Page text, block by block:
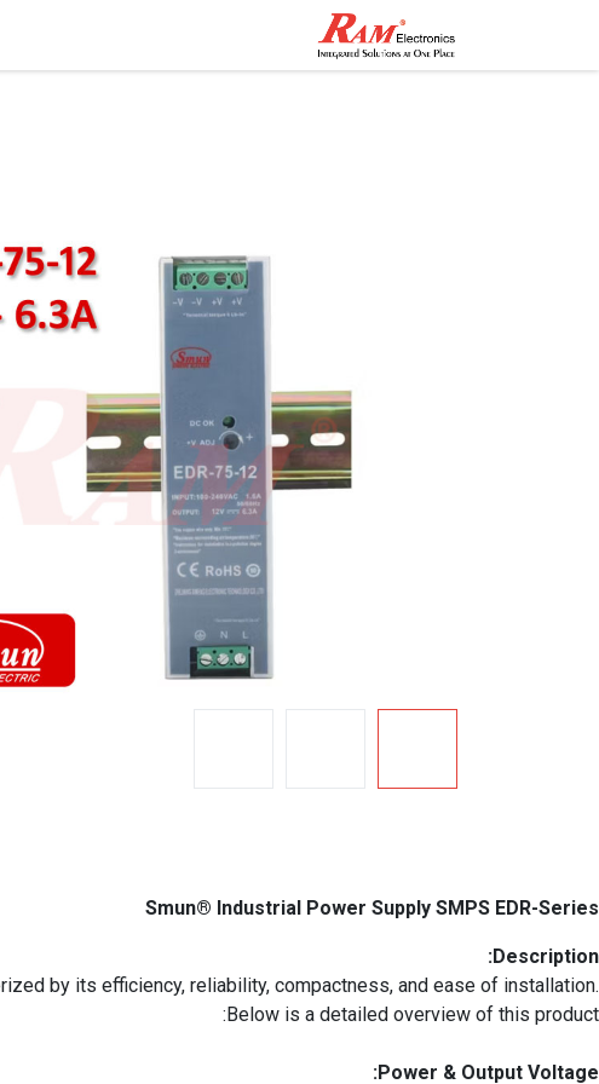
Smun® Industrial Power Supply SMPS EDR-Series
Description:
by its efficiency, reliability, compactness, and ease of installation.
Below is a detailed overview of this product:
Power & Output Voltage: